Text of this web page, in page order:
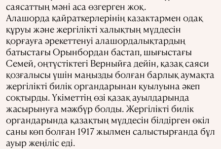
саясаттың мәні аса өзгерген жоқ.
Алашорда қайраткерлерінің казактармен одақ
құруы және жергілікті халықтың мүддесін
қорғауға әрекеттенуі алашордалықтардың
батыстағы Орынбордан бастап, шығыстағы
Семей, оңтүстіктегі Верныйға дейін, қазақ саяси
қозғалысы үшін маңызды болған барлық аумақта
жергілікті билік органдарынан қуылуына әкеп
соқтырды. Үкіметтің өзі қазақ ауылдарында
жасырынуға мәжбүр болды. Жергілікті билік
органдарында қазақтың мүддесін білдірген өкіл
саны көп болған 1917 жылмен салыстырғанда бұл
ауыр жеңіліс еді.